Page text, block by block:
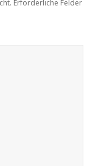
Erforderliche Felder